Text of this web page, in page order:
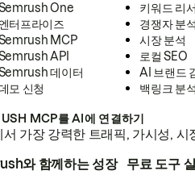
One
엔터프라이즈
MCP
API
데이터
모 신청
키워드 리
경쟁자 분석
시장 분석
로컬 SEO
AI 브랜드
백링크 분석
MCP를 AI에 연결하기
서 가장 강력한 트래픽, 가시성,
와 함께하는 성장 무료 도구